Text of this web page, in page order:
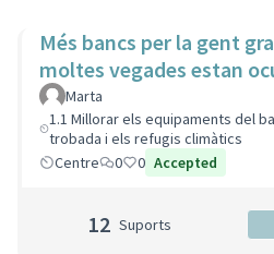
Més bancs per la gent
moltes vegades estan
Marta
1.1 Millorar els equipaments del
trobada i els refugis climàtics
Centre
0 0 Accepted
12 Suports